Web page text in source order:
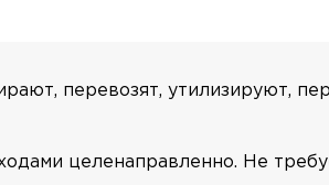
перевозят, утилизируют,
целенаправленно. Не